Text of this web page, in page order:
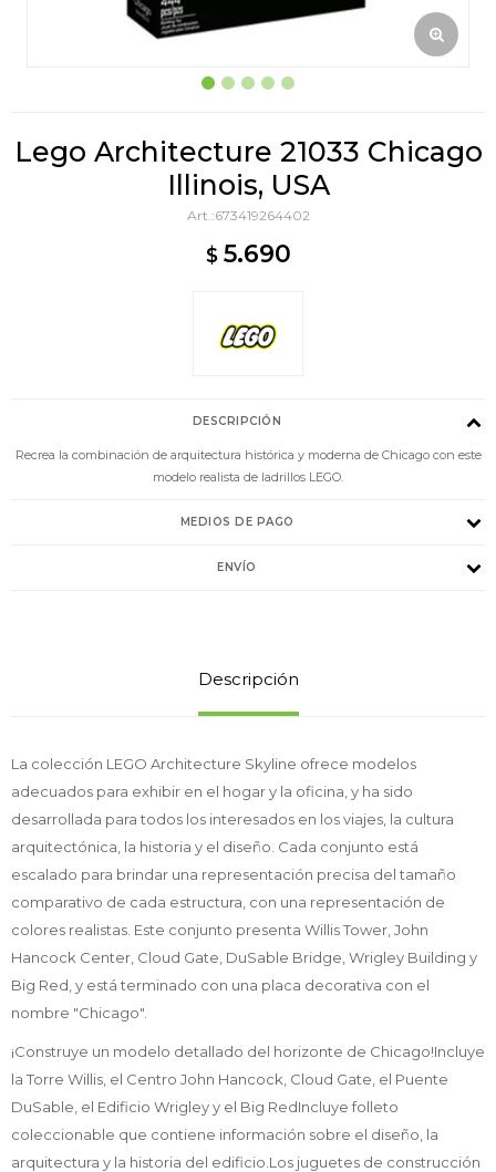
Lego Architecture 21033 Chicago
Illinois, USA
673419264402
$ 5.690
DESCRIPCIÓN
Recrea la combinación de arquitectura histórica y moderna de Chicago con este
modelo realista de ladrillos LEGO.
MEDIOS DE PAGO
ENVÍO
Descripción
La colección LEGO Architecture Skyline ofrece modelos
adecuados para exhibir en el hogar y la oficina, y ha sido
desarrollada para todos los interesados en los viajes, la cultura
arquitectónica, la historia y el diseño. Cada conjunto está
escalado para brindar una representación precisa del tamaño
comparativo de cada estructura, con una representación de
colores realistas. Este conjunto presenta Willis Tower, John
Hancock Center, Cloud Gate, DuSable Bridge, Wrigley Building y
Big Red, y está terminado con una placa decorativa con el
nombre "Chicago".
¡Construye un modelo detallado del horizonte de Chicago!Incluye
la Torre Willis, el Centro John Hancock, Cloud Gate, el Puente
DuSable, el Edificio Wrigley y el Big RedIncluye folleto
coleccionable que contiene información sobre el diseño, la
arquitectura y la historia del edificio.Los juguetes de construcción